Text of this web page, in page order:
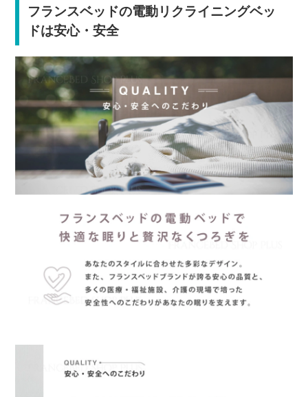
フランスベッドの電動リクライニングベッ
ドは安心・安全